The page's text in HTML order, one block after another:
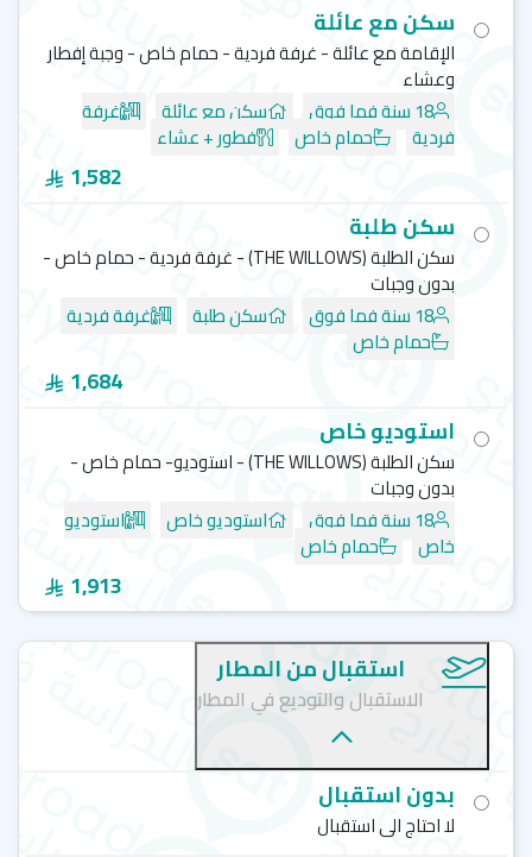
سكن مع عائلة
الإقامة مع عائلة - غرفة فردية - حمام خاص - وجبة إفطار
وعشاء
18 سنة فما فوق
سكن مع عائلة غرفة
فردية حمام خاص فطور + عشاء
1,582
سكن طلبة
سكن الطلبة (THE WILLOWS) - غرفة فردية - حمام خاص -
بدون وجبات
18 سنة فما فوق
سكن طلبة غرفة فردية
حمام خاص
1,684
استوديو خاص
سكن الطلبة (THE WILLOWS) - استوديو- حمام خاص -
بدون وجبات
18 سنة فما فوق
استوديو خاص استوديو
خاص حمام خاص
1,913
استقبال من المطار
الاستقبال والتوديع في المطار
بدون استقبال
لا احتاج الى استقبال